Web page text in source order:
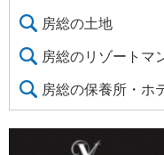
房総の土地
房総のリゾートマ
房総の保養所・ホ